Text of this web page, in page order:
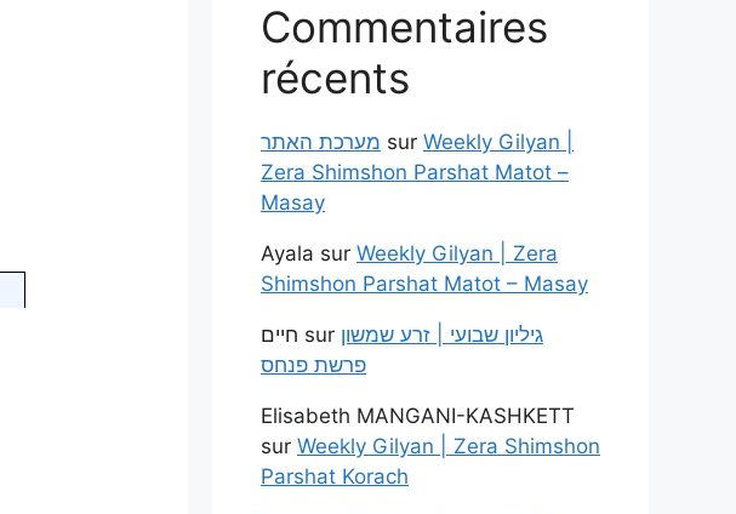
Commentaires
récents
מערכת האתר sur Weekly Gilyan |
Zera Shimshon Parshat Matot –
Masay
Ayala sur Weekly Gilyan | Zera
Shimshon Parshat Matot – Masay
חיים sur גיליון שבועי | זרע שמשון
פרשת פנחס
Elisabeth MANGANI-KASHKETT
sur Weekly Gilyan | Zera Shimshon
Parshat Korach